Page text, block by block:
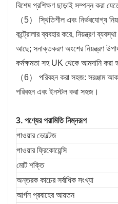
বিশেষ প্রশিক্ষণ ছাড়াই সম্পন্ন করা
（5） স্থিতিশীল এবং নির্ভরযোগ্য
কন্ট্রোলার ব্যবহার করে, নিয়ন্ত্রণ
আছে; সনাক্তকরণ অংশের নিয়ন্ত্রণ
কর্মক্ষমতা সহ UK থেকে আমদানি করা
（6） পরিবহন করা সহজ: সরঞ্জাম
পরিবহন এবং ইনস্টল করা সহজ।
3. পণ্যের পরামিতি নিম্নরূপ
পাওয়ার ভোল্টেজ
পাওয়ার ফ্রিকোয়েন্সি
মোট শক্তি
অন্তরক কাচের সর্বাধিক সংখ্যা
আর্গন প্রবাহের আয়তন